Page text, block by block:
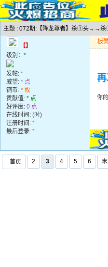
主题 : 072期:【降龙尊者】杀①头
【】
级别： *
发帖: *
威望: * 点
铜币: * 枚
贡献值: * 点
好评度: 0 点
在线时间: (时)
注册时间: *
最后登录: *
板
你
首页 2 3 4 5 6